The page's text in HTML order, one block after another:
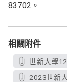
83702。
相關附件
世新大學
2023世新